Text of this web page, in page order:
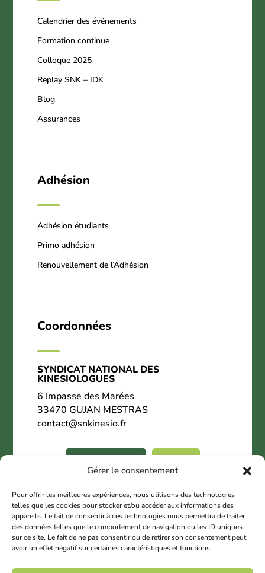
Gérer le consentement
Pour offrir les meilleures expériences, nous utilisons des technologies
telles que les cookies pour stocker et/ou accéder aux informations des
appareils. Le fait de consentir à ces technologies nous permettra de traiter
des données telles que le comportement de navigation ou les ID uniques
sur ce site. Le fait de ne pas consentir ou de retirer son consentement peut
avoir un effet négatif sur certaines caractéristiques et fonctions.
Calendrier des événements
Formation continue
Colloque 2025
Replay SNK – IDK
Blog
Assurances
Adhésion
Adhésion étudiants
Primo adhésion
Renouvellement de l’Adhésion
Coordonnées
SYNDICAT NATIONAL DES
KINESIOLOGUES
6 Impasse des Marées
33470 GUJAN MESTRAS
contact@snkinesio.fr
06.02.27.28.18 Contact